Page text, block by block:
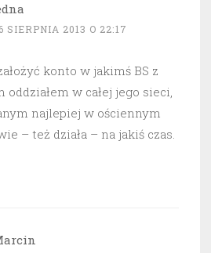
SIERPNIA 2013 O 22:17
konto w jakimś BS z
oddziałem w całej jego sieci,
najlepiej w ościennym
– też działa – na jakiś czas.